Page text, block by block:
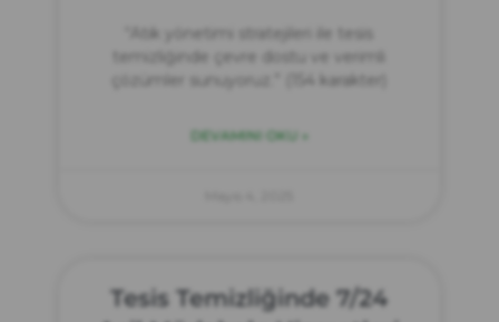
“Atık yönetimi stratejileri ile tesis
temizliğinde çevre dostu ve verimli
çözümler sunuyoruz.” (154 karakter)
DEVAMINI OKU »
Tesis Temizliğinde 7/24